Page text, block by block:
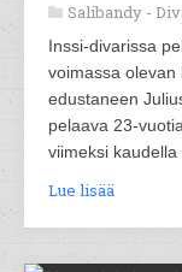
Salibandy -
Inssi-divarissa
voimassa olevan
edustaneen
pelaava 23-
viimeksi kaudella
Lue lisää